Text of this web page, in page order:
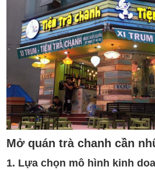
Mở quán trà chanh cần
1. Lựa chọn mô hình kinh